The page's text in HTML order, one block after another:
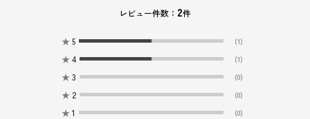
レビュー件数： 2件
★ 5 (1)
★ 4 (1)
★ 3 (0)
★ 2 (0)
★ 1 (0)